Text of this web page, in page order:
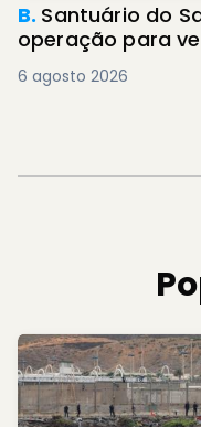
B. Santuário do
operação para
6 agosto 2026